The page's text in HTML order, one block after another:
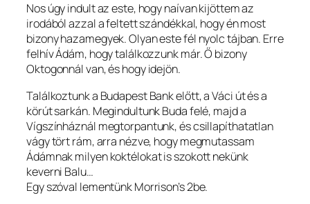
Nos úgy indult az este, hogy naívan kijöttem az
irodából azzal a feltett szándékkal, hogy én most
bizony hazamegyek. Olyan este fél nyolc tájban. Erre
felhív Ádám, hogy találkozzunk már. Ő bizony
Oktogonnál van, és hogy idejön.
Találkoztunk a Budapest Bank előtt, a Váci út és a
körút sarkán. Megindultunk Buda felé, majd a
Vígszínháznál megtorpantunk, és csillapíthatatlan
vágy tört rám, arra nézve, hogy megmutassam
Ádámnak milyen koktélokat is szokott nekünk
keverni Balu…
Egy szóval lementünk Morrison’s 2be.